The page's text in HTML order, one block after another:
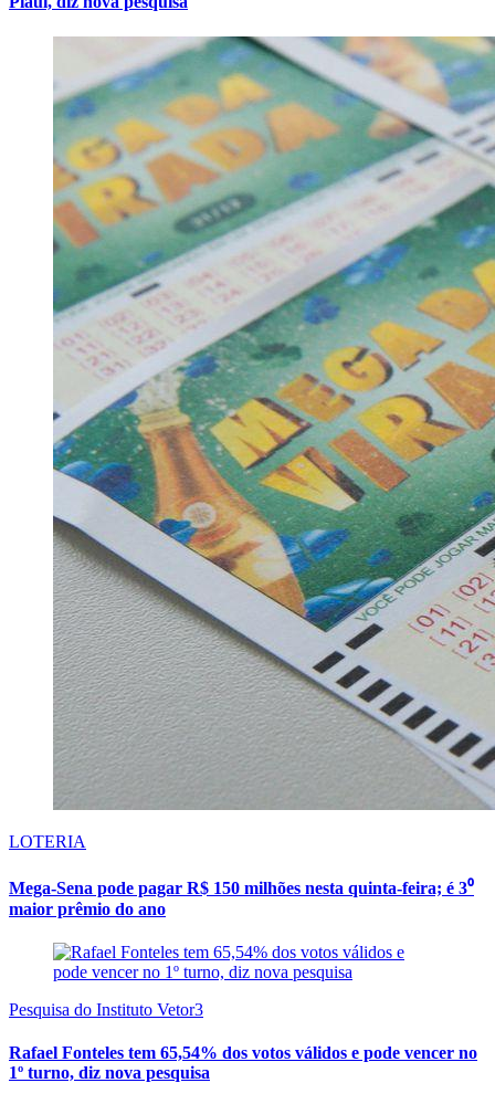
LOTERIA
Mega-Sena pode pagar R$ 150 milhões nesta quinta-feira; é 3⁰
maior prêmio do ano
Pesquisa do Instituto Vetor3
Rafael Fonteles tem 65,54% dos votos válidos e pode vencer no
1º turno, diz nova pesquisa